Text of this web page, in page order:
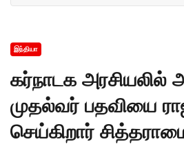
இந்தியா
கர்நாடக அரசியலில்
முதல்வர் பதவியை
செய்கிறார்